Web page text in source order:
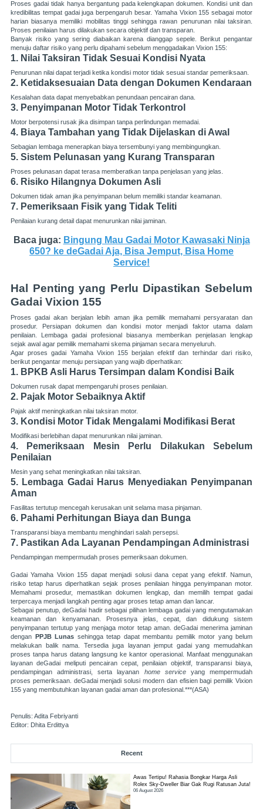
Proses gadai tidak hanya bergantung pada kelengkapan dokumen. Kondisi unit dan
kredibilitas tempat gadai juga berpengaruh besar. Yamaha Vixion 155 sebagai motor
harian biasanya memiliki mobilitas tinggi sehingga rawan penurunan nilai taksiran.
Proses penilaian harus dilakukan secara objektif dan transparan.
Banyak risiko yang sering diabaikan karena dianggap sepele. Berikut pengantar
menuju daftar risiko yang perlu dipahami sebelum menggadaikan Vixion 155:
1. Nilai Taksiran Tidak Sesuai Kondisi Nyata
Penurunan nilai dapat terjadi ketika kondisi motor tidak sesuai standar pemeriksaan.
2. Ketidaksesuaian Data dengan Dokumen Kendaraan
Kesalahan data dapat menyebabkan penundaan pencairan dana.
3. Penyimpanan Motor Tidak Terkontrol
Motor berpotensi rusak jika disimpan tanpa perlindungan memadai.
4. Biaya Tambahan yang Tidak Dijelaskan di Awal
Sebagian lembaga menerapkan biaya tersembunyi yang membingungkan.
5. Sistem Pelunasan yang Kurang Transparan
Proses pelunasan dapat terasa memberatkan tanpa penjelasan yang jelas.
6. Risiko Hilangnya Dokumen Asli
Dokumen tidak aman jika penyimpanan belum memiliki standar keamanan.
7. Pemeriksaan Fisik yang Tidak Teliti
Penilaian kurang detail dapat menurunkan nilai jaminan.
Baca juga: Bingung Mau Gadai Motor Kawasaki Ninja
650? ke deGadai Aja, Bisa Jemput, Bisa Home
Service!
Hal Penting yang Perlu Dipastikan Sebelum
Gadai Vixion 155
Proses gadai akan berjalan lebih aman jika pemilik memahami persyaratan dan
prosedur. Persiapan dokumen dan kondisi motor menjadi faktor utama dalam
penilaian. Lembaga gadai profesional biasanya memberikan penjelasan lengkap
sejak awal agar pemilik memahami skema pinjaman secara menyeluruh.
Agar proses gadai Yamaha Vixion 155 berjalan efektif dan terhindar dari risiko,
berikut pengantar menuju persiapan yang wajib diperhatikan:
1. BPKB Asli Harus Tersimpan dalam Kondisi Baik
Dokumen rusak dapat mempengaruhi proses penilaian.
2. Pajak Motor Sebaiknya Aktif
Pajak aktif meningkatkan nilai taksiran motor.
3. Kondisi Motor Tidak Mengalami Modifikasi Berat
Modifikasi berlebihan dapat menurunkan nilai jaminan.
4. Pemeriksaan Mesin Perlu Dilakukan Sebelum
Penilaian
Mesin yang sehat meningkatkan nilai taksiran.
5. Lembaga Gadai Harus Menyediakan Penyimpanan
Aman
Fasilitas tertutup mencegah kerusakan unit selama masa pinjaman.
6. Pahami Perhitungan Biaya dan Bunga
Transparansi biaya membantu menghindari salah persepsi.
7. Pastikan Ada Layanan Pendampingan Administrasi
Pendampingan mempermudah proses pemeriksaan dokumen.
Gadai Yamaha Vixion 155 dapat menjadi solusi dana cepat yang efektif. Namun,
risiko tetap harus diperhatikan sejak proses penilaian hingga penyimpanan motor.
Memahami prosedur, memastikan dokumen lengkap, dan memilih tempat gadai
terpercaya menjadi langkah penting agar proses tetap aman dan lancar.
Sebagai penutup, deGadai hadir sebagai pilihan lembaga gadai yang mengutamakan
keamanan dan kenyamanan. Prosesnya jelas, cepat, dan didukung sistem
penyimpanan tertutup yang menjaga motor tetap aman. deGadai menerima jaminan
dengan PPJB Lunas sehingga tetap dapat membantu pemilik motor yang belum
melakukan balik nama. Tersedia juga layanan jemput gadai yang memudahkan
proses tanpa harus datang langsung ke kantor operasional. Manfaat menggunakan
layanandeGadai meliputi pencairan cepat, penilaian objektif, transparansi biaya,
pendampingan administrasi, serta layanan home serviceyang mempermudah
proses pemeriksaan. deGadai menjadi solusi modern dan efisien bagi pemilik Vixion
155 yang membutuhkan layanan gadai aman dan profesional.***(ASA)
Penulis: Adita Febriyanti
Editor: Dhita Erdittya
Recent
Awas Tertipu! Rahasia Bongkar Harga Asli
Rolex Sky-Dweller Biar Gak Rugi Ratusan Juta!
06 August 2026